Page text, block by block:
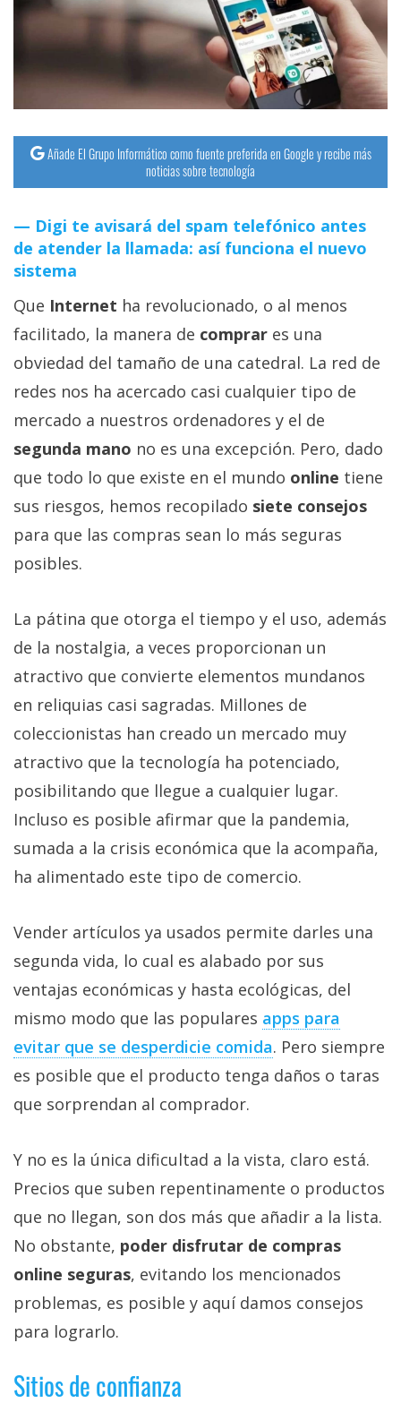
Trucos
y
Tutoriales
Sistemas
operativos
Profesional
+
Más
temas
Sorteos
Foros
/
Sobre
nosotros
/
Publicidad
/
opciones
de
privacidad
Aviso
Legal
El medio de
comunicación
digital donde
encontrarás
todas las
noticias sobre
tecnología,
móviles,
ordenadores,
apps,
informática,
trucos y
Informático
(CC) 2006-
2026. Algunos
derechos
Añade El Grupo Informático como fuente preferida en Google y recibe más
noticias sobre tecnología
Digi te avisará del spam telefónico antes
de atender la llamada: así funciona el nuevo
sistema
Que Internet ha revolucionado, o al menos
facilitado, la manera de comprar es una
obviedad del tamaño de una catedral. La red de
redes nos ha acercado casi cualquier tipo de
mercado a nuestros ordenadores y el de
segunda mano no es una excepción. Pero, dado
que todo lo que existe en el mundo online tiene
sus riesgos, hemos recopilado siete consejos
para que las compras sean lo más seguras
posibles.
La pátina que otorga el tiempo y el uso, además
de la nostalgia, a veces proporcionan un
atractivo que convierte elementos mundanos
en reliquias casi sagradas. Millones de
coleccionistas han creado un mercado muy
atractivo que la tecnología ha potenciado,
posibilitando que llegue a cualquier lugar.
Incluso es posible afirmar que la pandemia,
sumada a la crisis económica que la acompaña,
ha alimentado este tipo de comercio.
Vender artículos ya usados permite darles una
segunda vida, lo cual es alabado por sus
ventajas económicas y hasta ecológicas, del
mismo modo que las populares apps para
evitar que se desperdicie comida. Pero siempre
es posible que el producto tenga daños o taras
que sorprendan al comprador.
Y no es la única dificultad a la vista, claro está.
Precios que suben repentinamente o productos
que no llegan, son dos más que añadir a la lista.
No obstante, poder disfrutar de compras
online seguras, evitando los mencionados
problemas, es posible y aquí damos consejos
para lograrlo.
Sitios de confianza